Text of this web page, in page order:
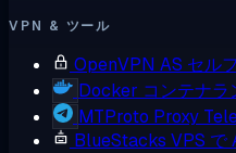
VPN & ツール
OpenVPN AS セル
Docker コンテナラ
MTProto Proxy
BlueStacks VPS で